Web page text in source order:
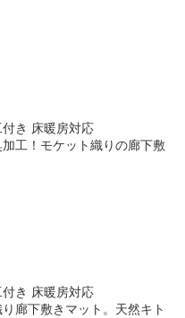
き 床暖房対応
工！モケット織りの廊下敷
き 床暖房対応
廊下敷きマット。天然キト